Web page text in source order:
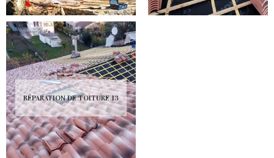
RÉPARATION DE TOITURE 13